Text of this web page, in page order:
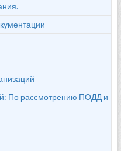
По рассмотрению ПОДД и